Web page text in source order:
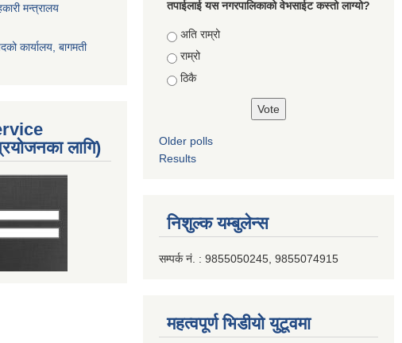
मन्त्रालय
कार्यालय, बागमती
लागि)
तपाईलाई यस नगरपालिकाको वेभसाईट कस्तो लाग्यो?
Choices
अति राम्रो
राम्रो
ठिकै
Older polls
Results
निशुल्क यम्बुलेन्स
सम्पर्क नं. : 9855050245, 9855074915
महत्वपूर्ण भिडीयो युटूवमा